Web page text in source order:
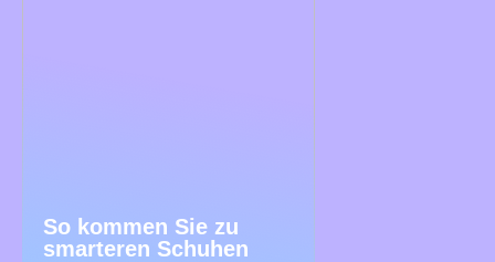
So kommen Sie zu
smarteren Schuhen